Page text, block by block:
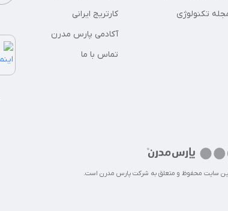
تکنولوژی
کارتریج ایرانی
آکادمی پارس مدرن
تماس با ما
سایت محفوظ و متعلق به شرکت پارس مدرن است.